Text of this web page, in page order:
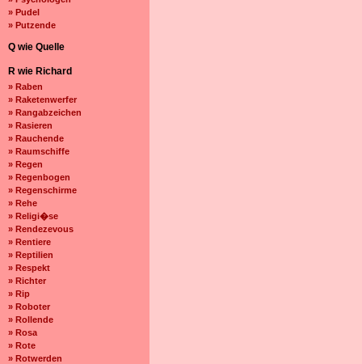
» Pudel
» Putzende
Q wie Quelle
R wie Richard
» Raben
» Raketenwerfer
» Rangabzeichen
» Rasieren
» Rauchende
» Raumschiffe
» Regen
» Regenbogen
» Regenschirme
» Rehe
» Religi�se
» Rendezevous
» Rentiere
» Reptilien
» Respekt
» Richter
» Rip
» Roboter
» Rollende
» Rosa
» Rote
» Rotwerden